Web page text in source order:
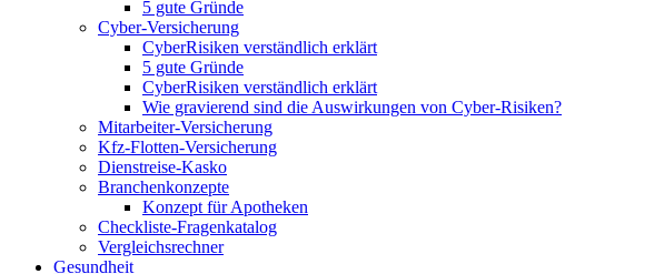
5 gute Gründe
Cyber-Versicherung
CyberRisiken verständlich erklärt
5 gute Gründe
CyberRisiken verständlich erklärt
Wie gravierend sind die Auswirkungen von Cyber-Risiken?
Mitarbeiter-Versicherung
Kfz-Flotten-Versicherung
Dienstreise-Kasko
Branchenkonzepte
Konzept für Apotheken
Checkliste-Fragenkatalog
Vergleichsrechner
Gesundheit